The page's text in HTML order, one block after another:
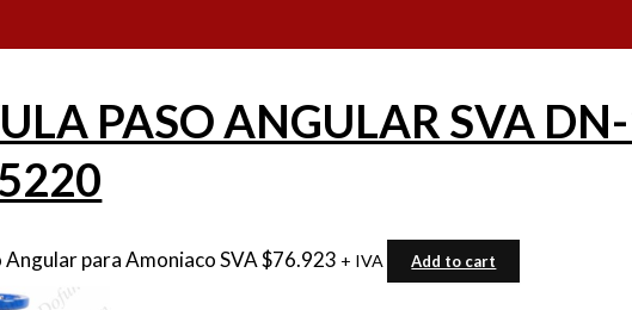
PASO ANGULAR SVA
Angular para Amoniaco SVA$76.923 + IVA Add to cart